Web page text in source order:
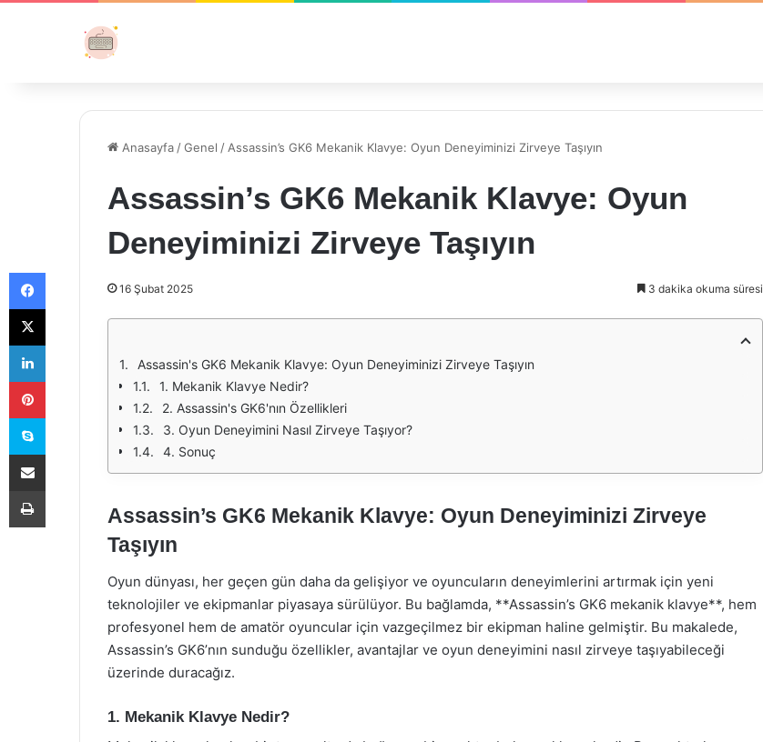
Anasayfa /Genel / Assassin’s GK6 Mekanik Klavye: Oyun Deneyiminizi Zirveye Taşıyın
Assassin’s GK6 Mekanik Klavye: Oyun
Deneyiminizi Zirveye Taşıyın
16 Şubat 2025 3 dakika okuma süresi
Assassin's GK6 Mekanik Klavye: Oyun Deneyiminizi Zirveye Taşıyın
1. Mekanik Klavye Nedir?
2. Assassin's GK6'nın Özellikleri
3. Oyun Deneyimini Nasıl Zirveye Taşıyor?
4. Sonuç
Assassin’s GK6 Mekanik Klavye: Oyun Deneyiminizi Zirveye
Taşıyın
Oyun dünyası, her geçen gün daha da gelişiyor ve oyuncuların deneyimlerini artırmak için yeni
teknolojiler ve ekipmanlar piyasaya sürülüyor. Bu bağlamda, **Assassin’s GK6 mekanik klavye**, hem
profesyonel hem de amatör oyuncular için vazgeçilmez bir ekipman haline gelmiştir. Bu makalede,
Assassin’s GK6’nın sunduğu özellikler, avantajlar ve oyun deneyimini nasıl zirveye taşıyabileceği
üzerinde duracağız.
1. Mekanik Klavye Nedir?
Facebook
X
LinkedIn
Pinterest
Skype
E-Posta ile paylaş